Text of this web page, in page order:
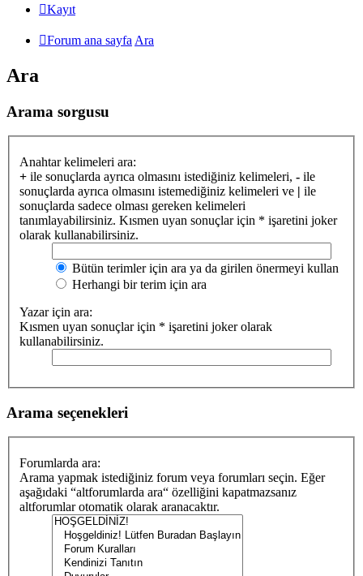
Kayıt
Forum ana sayfa Ara
Ara
Arama sorgusu
Anahtar kelimeleri ara:
+ ile sonuçlarda ayrıca olmasını istediğiniz kelimeleri, - ile
sonuçlarda ayrıca olmasını istemediğiniz kelimeleri ve | ile
sonuçlarda sadece olması gereken kelimeleri
tanımlayabilirsiniz. Kısmen uyan sonuçlar için * işaretini joker
olarak kullanabilirsiniz.
Bütün terimler için ara ya da girilen önermeyi kullan
Herhangi bir terim için ara
Yazar için ara:
Kısmen uyan sonuçlar için * işaretini joker olarak
kullanabilirsiniz.
Arama seçenekleri
Forumlarda ara:
Arama yapmak istediğiniz forum veya forumları seçin. Eğer
aşağıdaki “altforumlarda ara“ özelliğini kapatmazsanız
altforumlar otomatik olarak aranacaktır.